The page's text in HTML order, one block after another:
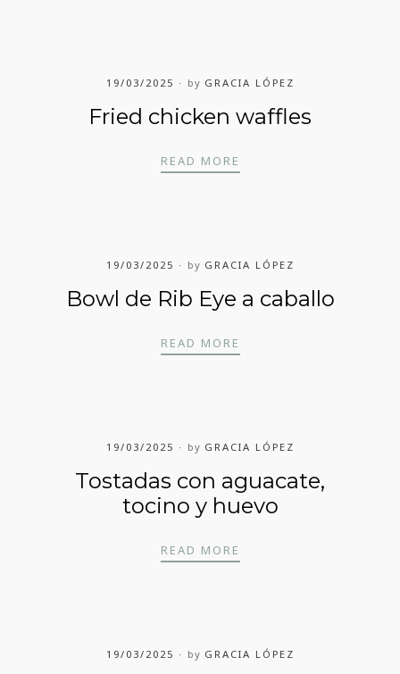
19/03/2025 by GRACIA LÓPEZ
Fried chicken waffles
READ MORE
19/03/2025 by GRACIA LÓPEZ
Bowl de Rib Eye a caballo
READ MORE
19/03/2025 by GRACIA LÓPEZ
Tostadas con aguacate,
tocino y huevo
READ MORE
19/03/2025 by GRACIA LÓPEZ